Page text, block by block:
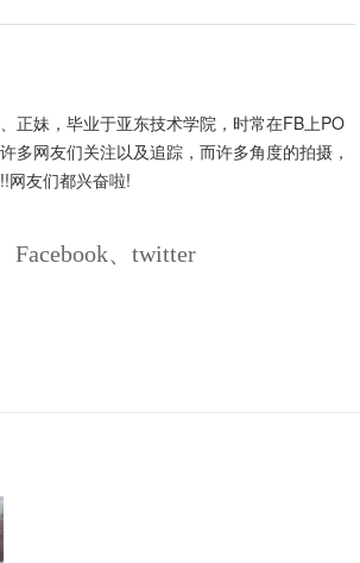
正妹，毕业于亚东技术学院，时常在FB上PO
多网友们关注以及追踪，而许多角度的拍摄，
网友们都兴奋啦!
Facebook、twitter